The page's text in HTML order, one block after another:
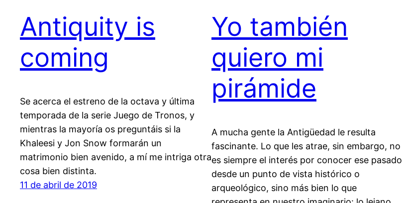
Antiquity is
coming
Se acerca el estreno de la octava y última
temporada de la serie Juego de Tronos, y
mientras la mayoría os preguntáis si la
Khaleesi y Jon Snow formarán un
matrimonio bien avenido, a mí me intriga otra
cosa bien distinta.
11 de abril de 2019
Yo también
quiero mi
pirámide
A mucha gente la Antigüedad le resulta
fascinante. Lo que les atrae, sin embargo, no
es siempre el interés por conocer ese pasado
desde un punto de vista histórico o
arqueológico, sino más bien lo que